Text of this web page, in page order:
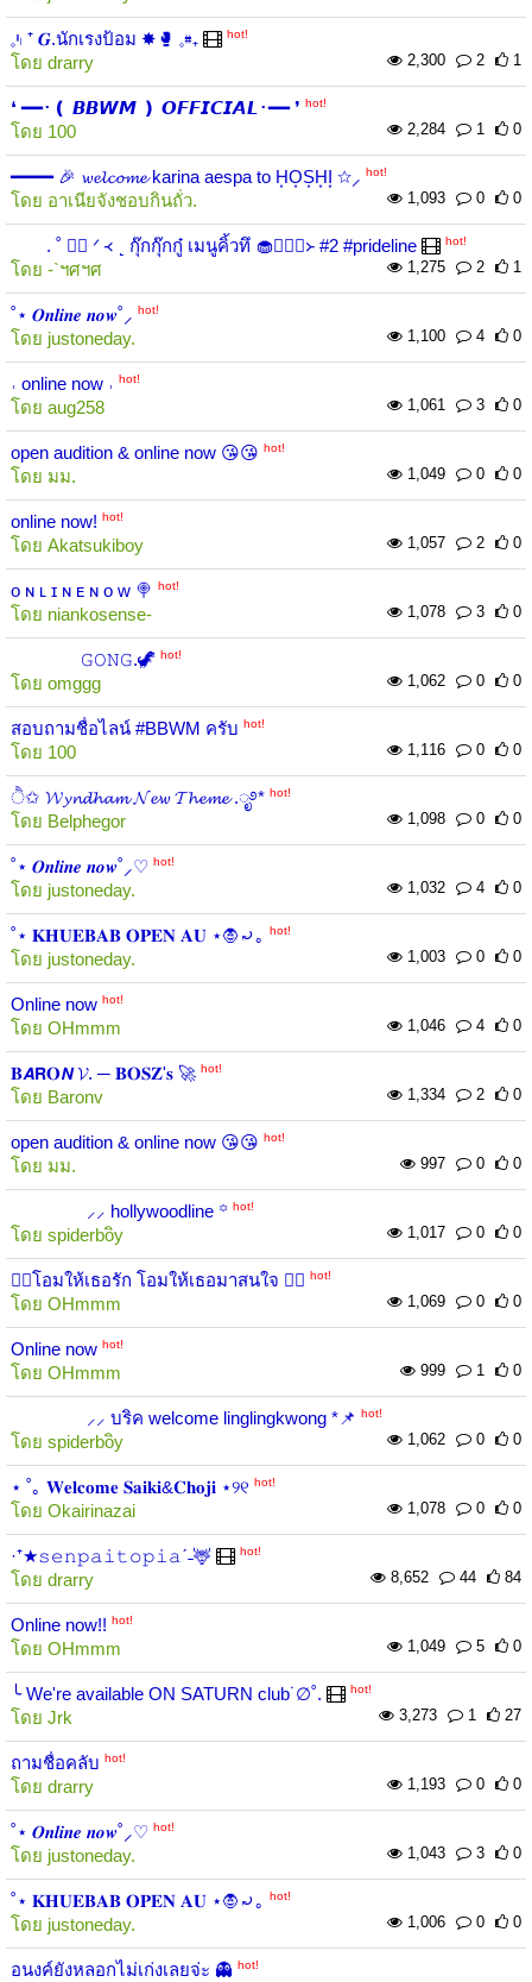
𓈒יִ𓏺 ⁺ 𝑮.นักเรงป้อม ✸🥊 𓈒𖠵₊ hot!
โดย drarry 2,300 2 1
❛ ━━･❪ 𝘽𝘽𝙒𝙈 ❫ 𝙊𝙁𝙁𝙄𝘾𝙄𝘼𝙇･━━ ❜ hot!
โดย 100 2,284 1 0
━━━━ 🎉 𝔀𝓮𝓵𝓬𝓸𝓶𝓮 karina aespa to H͙O͙S͙H͙I͙ ☆⸝ hot!
โดย อาเนียจังชอบกินถั่ว. 1,093 0 0
. ˚ 🏳️‍🌈 ᐟ ᚜ ˻ กุ๊กกุ๊กกู๋ เมนูคิ้วทึ 🧁🧙‍♂️✨᚛ #2 #prideline hot!
โดย -`ฯศฯศ 1,275 2 1
˚⋆ 𝑶𝒏𝒍𝒊𝒏𝒆 𝒏𝒐𝒘˚⸝ hot!
โดย justoneday. 1,100 4 0
˓ online now ˒ hot!
โดย aug258 1,061 3 0
open audition & online now 😘😘 hot!
โดย มม. 1,049 0 0
online now! hot!
โดย Akatsukiboy 1,057 2 0
ᴏ ɴ ʟ ɪ ɴ ᴇ ɴ ᴏ ᴡ 🍭 hot!
โดย niankosense- 1,078 3 0
⠀⠀⠀⠀⠀ 𝙶𝙾𝙽𝙶.🦖 hot!
โดย omggg 1,062 0 0
สอบถามชื่อไลน์ #BBWM ครับ hot!
โดย 100 1,116 0 0
ੈ✩ 𝓦𝔂𝓷𝓭𝓱𝓪𝓶 𝓝𝓮𝔀 𝓣𝓱𝓮𝓶𝓮 .ೃ࿔* hot!
โดย Belphegor 1,098 0 0
˚⋆ 𝑶𝒏𝒍𝒊𝒏𝒆 𝒏𝒐𝒘˚⸝♡ hot!
โดย justoneday. 1,032 4 0
˚⋆ 𝐊𝐇𝐔𝐄𝐁𝐀𝐁 𝐎𝐏𝐄𝐍 𝐀𝐔 ⋆🧛⤾｡ hot!
โดย justoneday. 1,003 0 0
Online now hot!
โดย OHmmm 1,046 4 0
𝐁𝘼𝗥𝐎𝙉 𝓥. ─ 𝐁𝐎𝐒𝐙'𝐬 🚀 hot!
โดย Baronv 1,334 2 0
open audition & online now 😘😘 hot!
โดย มม. 997 0 0
⸝⸝ hollywoodline ꙳ hot!
โดย spiderboิy 1,017 0 0
🧞‍♀️โอมให้เธอรัก โอมให้เธอมาสนใจ 🧞‍♀️ hot!
โดย OHmmm 1,069 0 0
Online now hot!
โดย OHmmm 999 1 0
⸝⸝ บริค welcome linglingkwong *📌 hot!
โดย spiderboิy 1,062 0 0
⋆ ˚｡ 𝐖𝐞𝐥𝐜𝐨𝐦𝐞 𝐒𝐚𝐢𝐤𝐢&𝐂𝐡𝐨𝐣𝐢 ⋆୨୧ hot!
โดย Okairinazai 1,078 0 0
·⁺★𝚜𝚎𝚗𝚙𝚊𝚒𝚝𝚘𝚙𝚒𝚊ˊ˗🦌 hot!
โดย drarry 8,652 44 84
Online now!! hot!
โดย OHmmm 1,049 5 0
╰ We're available ON SATURN club˙∅˚. hot!
โดย Jrk 3,273 1 27
ถามชื่อคลับ hot!
โดย drarry 1,193 0 0
˚⋆ 𝑶𝒏𝒍𝒊𝒏𝒆 𝒏𝒐𝒘˚⸝♡ hot!
โดย justoneday. 1,043 3 0
˚⋆ 𝐊𝐇𝐔𝐄𝐁𝐀𝐁 𝐎𝐏𝐄𝐍 𝐀𝐔 ⋆🧛⤾｡ hot!
โดย justoneday. 1,006 0 0
อนงค์ยังหลอกไม่เก่งเลยจ่ะ 👻 hot!